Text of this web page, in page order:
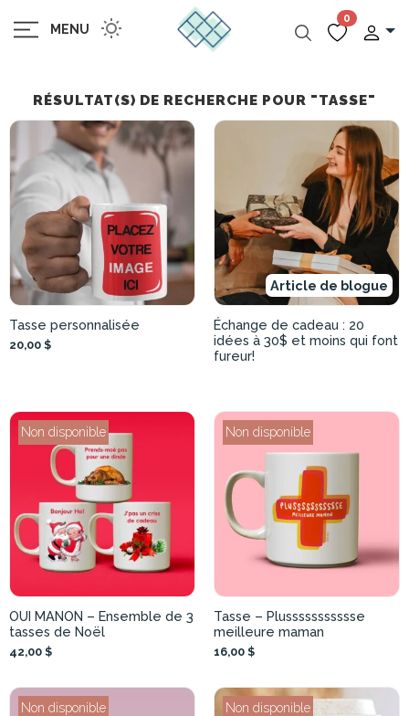
MENU
0
RÉSULTAT(S) DE RECHERCHE POUR "TASSE"
Tasse personnalisée
20,00 $
Article de blogue
Échange de cadeau : 20
idées à 30$ et moins qui font
fureur!
Non disponible
OUI MANON – Ensemble de 3
tasses de Noël
42,00 $
Non disponible
Tasse – Plussssssssssse
meilleure maman
16,00 $
Non disponible Non disponible